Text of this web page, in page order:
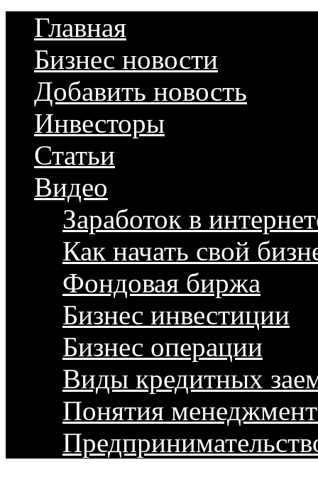
Главная
Бизнес новости
Добавить новость
Инвесторы
Статьи
Видео
Заработок в
Как начать свой
Фондовая биржа
Бизнес инвестиции
Бизнес операции
Виды кредитных
Понятия